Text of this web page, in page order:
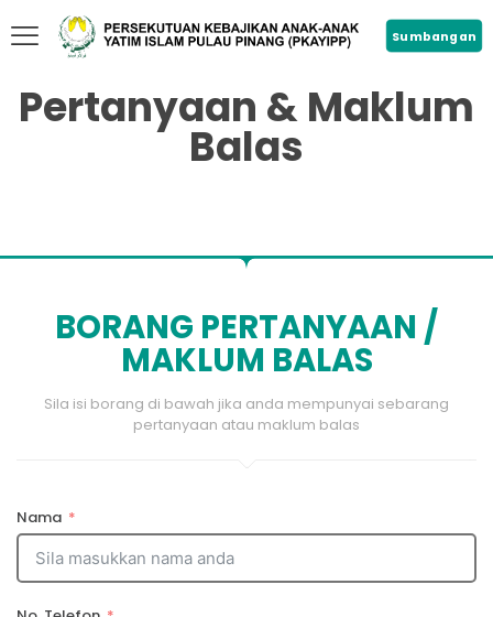
Sumbangan
Pertanyaan & Maklum
Balas
BORANG PERTANYAAN /
MAKLUM BALAS
Sila isi borang di bawah jika anda mempunyai sebarang
pertanyaan atau maklum balas
Nama